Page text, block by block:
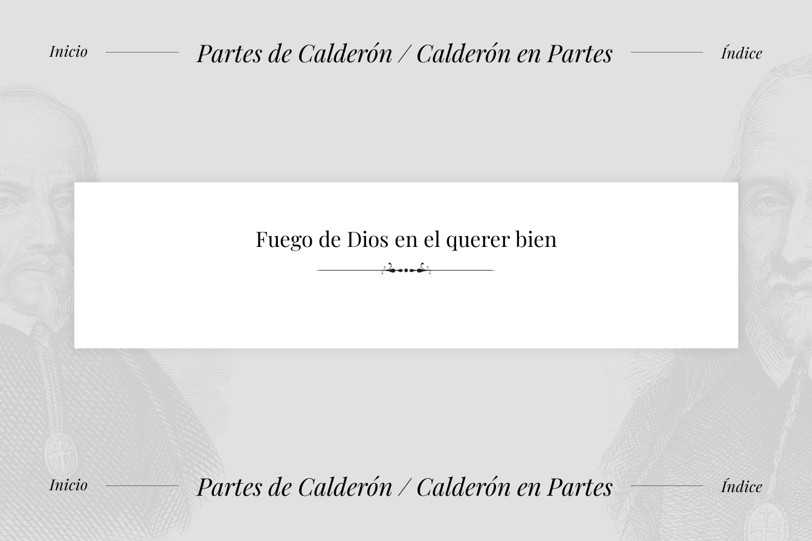
Inicio Partes de Calderón / Calderón en Partes Índice
Fuego de Dios en el querer bien
Inicio Partes de Calderón / Calderón en Partes Índice